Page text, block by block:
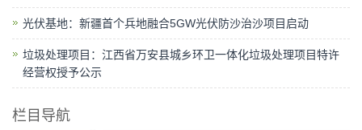
光伏基地：新疆首个兵地融合5GW光伏防沙治沙项目启动
垃圾处理项目：江西省万安县城乡环卫一体化垃圾处理项目特许
经营权授予公示
栏目导航